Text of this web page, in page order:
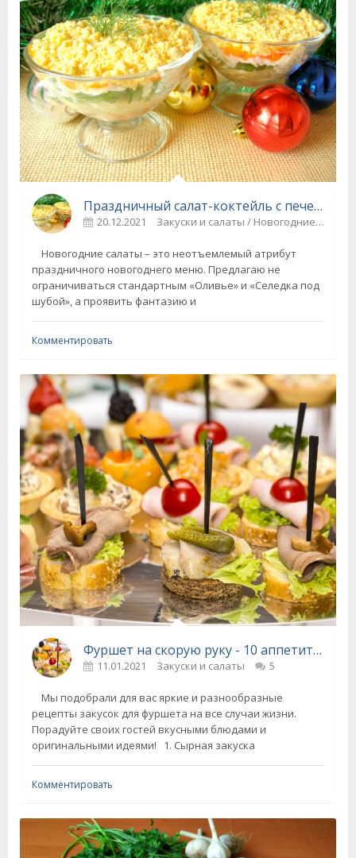
Праздничный салат-коктейль с печенью трески
20.12.2021 Закуски и салаты / Новогодние рецепты / Праздничные блюда
Новогодние салаты – это неотъемлемый атрибут
праздничного новогоднего меню. Предлагаю не
ограничиваться стандартным «Оливье» и «Селедка под
шубой», а проявить фантазию и
Комментировать
Фуршет на скорую руку - 10 аппетитных рецептов
11.01.2021 Закуски и салаты 5
Мы подобрали для вас яркие и разнообразные
рецепты закусок для фуршета на все случаи жизни.
Порадуйте своих гостей вкусными блюдами и
оригинальными идеями! 1. Сырная закуска
Комментировать